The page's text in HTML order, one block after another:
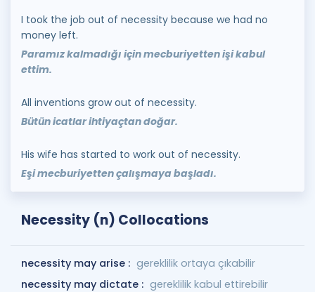
I took the job out of necessity because we had no
money left.
Paramız kalmadığı için mecburiyetten işi kabul
ettim.
All inventions grow out of necessity.
Bütün icatlar ihtiyaçtan doğar.
His wife has started to work out of necessity.
Eşi mecburiyetten çalışmaya başladı.
Necessity (n) Collocations
necessity may arise : gereklilik ortaya çıkabilir
necessity may dictate : gereklilik kabul ettirebilir